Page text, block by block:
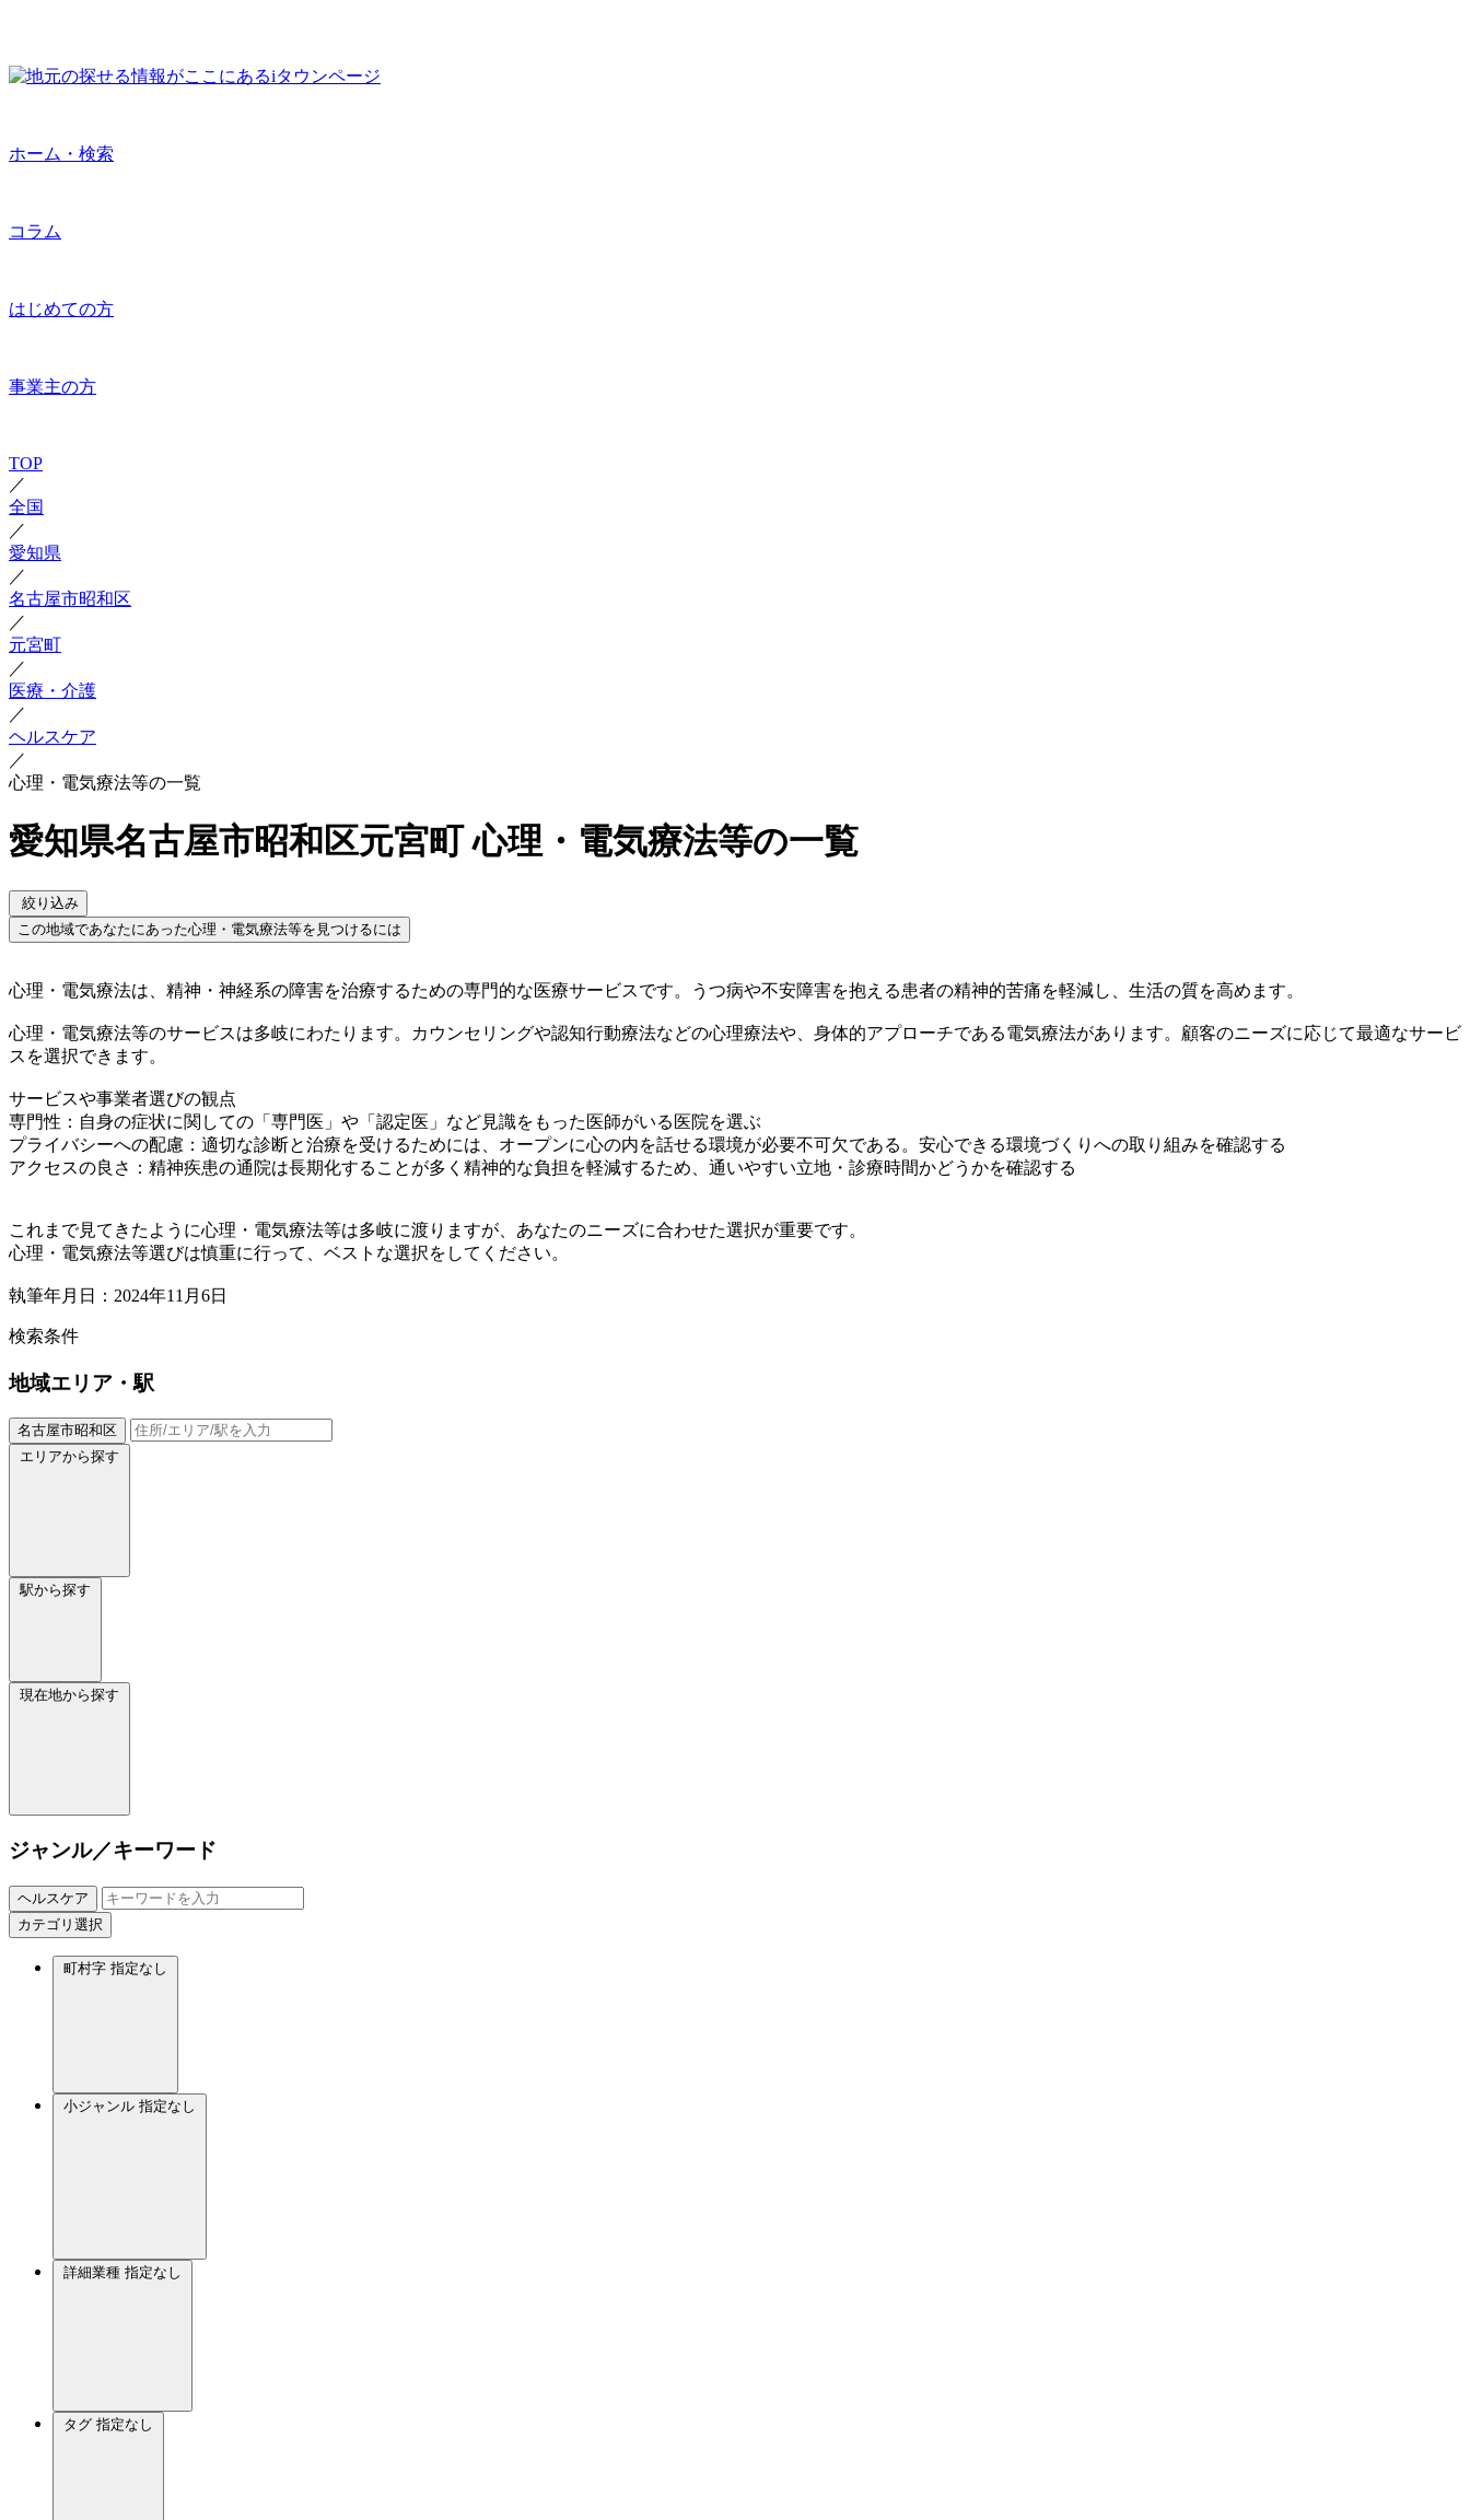
ホーム・検索
コラム
はじめての方
事業主の方
TOP
／
全国
／
愛知県
／
名古屋市昭和区
／
元宮町
／
医療・介護
／
ヘルスケア
／
心理・電気療法等の一覧
愛知県名古屋市昭和区元宮町 心理・電気療法等の一覧
絞り込み
この地域であなたにあった心理・電気療法等を見つけるには
心理・電気療法は、精神・神経系の障害を治療するための専門的な医療サービスです。うつ病や不安障害を抱える患者の精神的苦痛を軽減し、生活の質を高めます。
心理・電気療法等のサービスは多岐にわたります。カウンセリングや認知行動療法などの心理療法や、身体的アプローチである電気療法があります。顧客のニーズに応じて最適なサービ
スを選択できます。
サービスや事業者選びの観点
専門性：自身の症状に関しての「専門医」や「認定医」など見識をもった医師がいる医院を選ぶ
プライバシーへの配慮：適切な診断と治療を受けるためには、オープンに心の内を話せる環境が必要不可欠である。安心できる環境づくりへの取り組みを確認する
アクセスの良さ：精神疾患の通院は長期化することが多く精神的な負担を軽減するため、通いやすい立地・診療時間かどうかを確認する
これまで見てきたように心理・電気療法等は多岐に渡りますが、あなたのニーズに合わせた選択が重要です。
心理・電気療法等選びは慎重に行って、ベストな選択をしてください。
執筆年月日：2024年11月6日
検索条件
地域エリア・駅
名古屋市昭和区
エリアから探す
駅から探す
現在地から探す
ジャンル／キーワード
ヘルスケア
カテゴリ選択
町村字 指定なし
小ジャンル 指定なし
詳細業種 指定なし
タグ 指定なし